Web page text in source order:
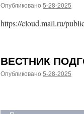
Опубликовано 5-28-2025
https://cloud.mail.ru/
ВЕСТНИК
Опубликовано 5-28-2025